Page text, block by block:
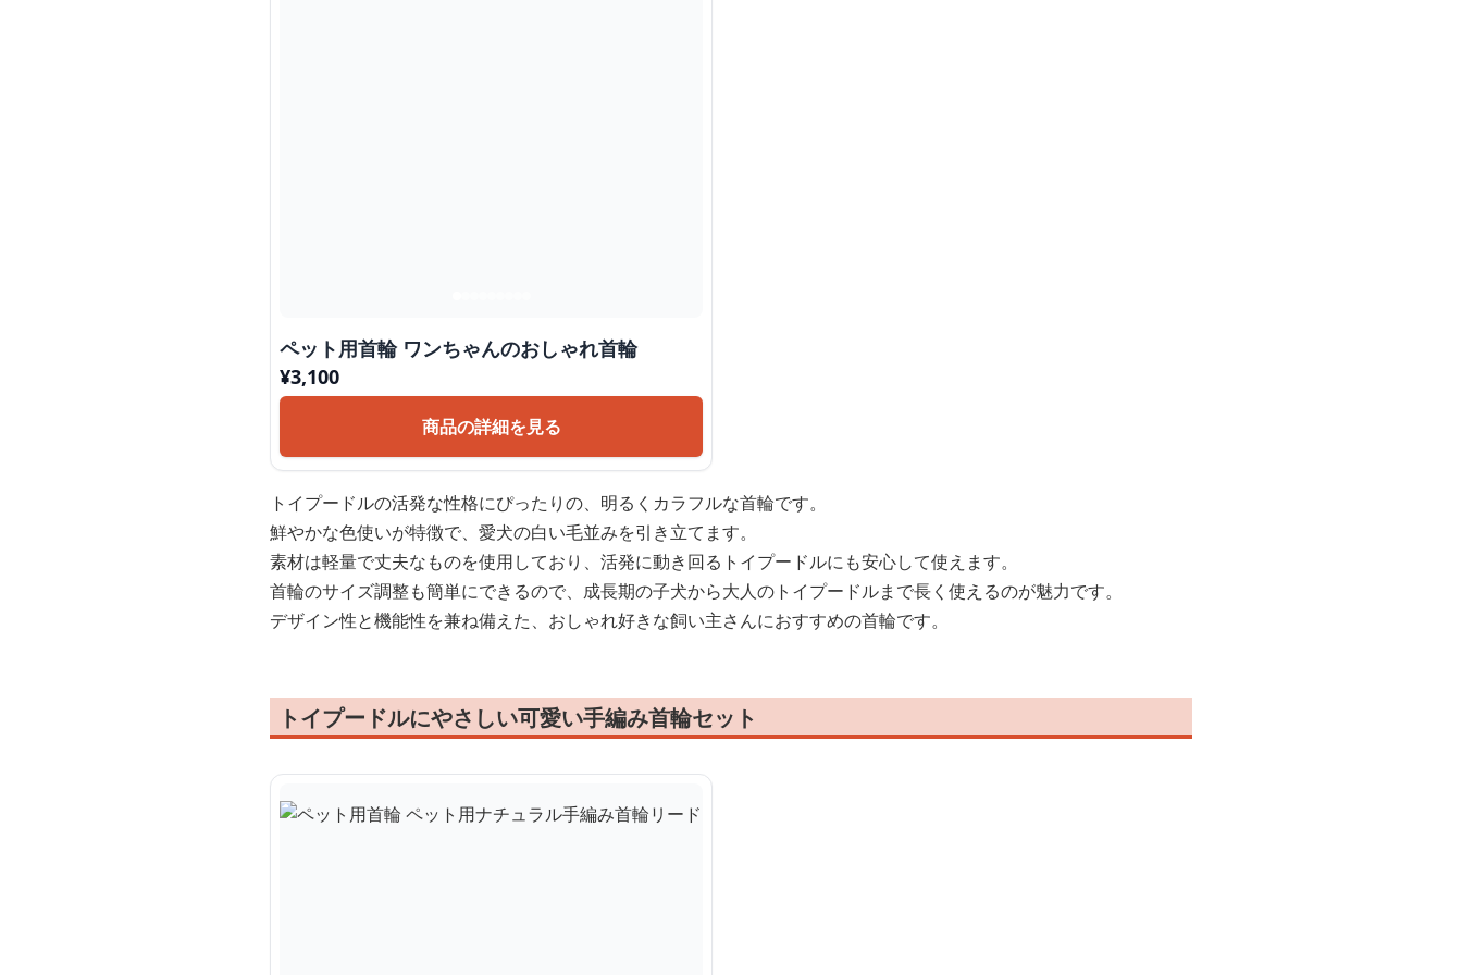
ペット用首輪 ワンちゃんのおしゃれ首輪
¥3,100
商品の詳細を見る
トイプードルの活発な性格にぴったりの、明るくカラフルな首輪です。
鮮やかな色使いが特徴で、愛犬の白い毛並みを引き立てます。
素材は軽量で丈夫なものを使用しており、活発に動き回るトイプードルにも安心して使えます。
首輪のサイズ調整も簡単にできるので、成長期の子犬から大人のトイプードルまで長く使えるのが魅力です。
デザイン性と機能性を兼ね備えた、おしゃれ好きな飼い主さんにおすすめの首輪です。
トイプードルにやさしい可愛い手編み首輪セット